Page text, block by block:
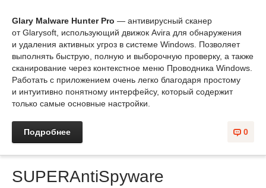
Glary Malware Hunter Pro — антивирусный сканер
от Glarysoft, использующий движок Avira для обнаружения
и удаления активных угроз в системе Windows. Позволяет
выполнять быструю, полную и выборочную проверку, а также
сканирование через контекстное меню Проводника Windows.
Работать с приложением очень легко благодаря простому
и интуитивно понятному интерфейсу, который содержит
только самые основные настройки.
0
Подробнее
SUPERAntiSpyware